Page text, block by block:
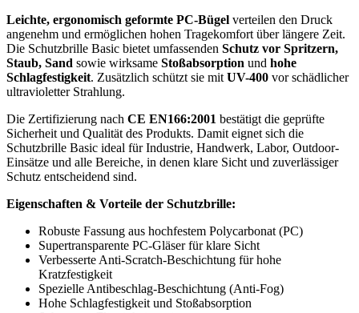
Leichte, ergonomisch geformte PC-Bügel verteilen den Druck
angenehm und ermöglichen hohen Tragekomfort über längere Zeit.
Die Schutzbrille Basic bietet umfassenden Schutz vor Spritzern,
Staub, Sand sowie wirksame Stoßabsorption und hohe
Schlagfestigkeit. Zusätzlich schützt sie mit UV-400 vor schädlicher
ultravioletter Strahlung.
Die Zertifizierung nach CE EN166:2001 bestätigt die geprüfte
Sicherheit und Qualität des Produkts. Damit eignet sich die
Schutzbrille Basic ideal für Industrie, Handwerk, Labor, Outdoor-
Einsätze und alle Bereiche, in denen klare Sicht und zuverlässiger
Schutz entscheidend sind.
Eigenschaften & Vorteile der Schutzbrille:
Robuste Fassung aus hochfestem Polycarbonat (PC)
Supertransparente PC-Gläser für klare Sicht
Verbesserte Anti-Scratch-Beschichtung für hohe
Kratzfestigkeit
Spezielle Antibeschlag-Beschichtung (Anti-Fog)
Hohe Schlagfestigkeit und Stoßabsorption